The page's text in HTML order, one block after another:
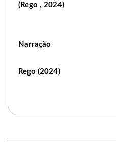
(Rego , 2024)
Narração
Rego (2024)